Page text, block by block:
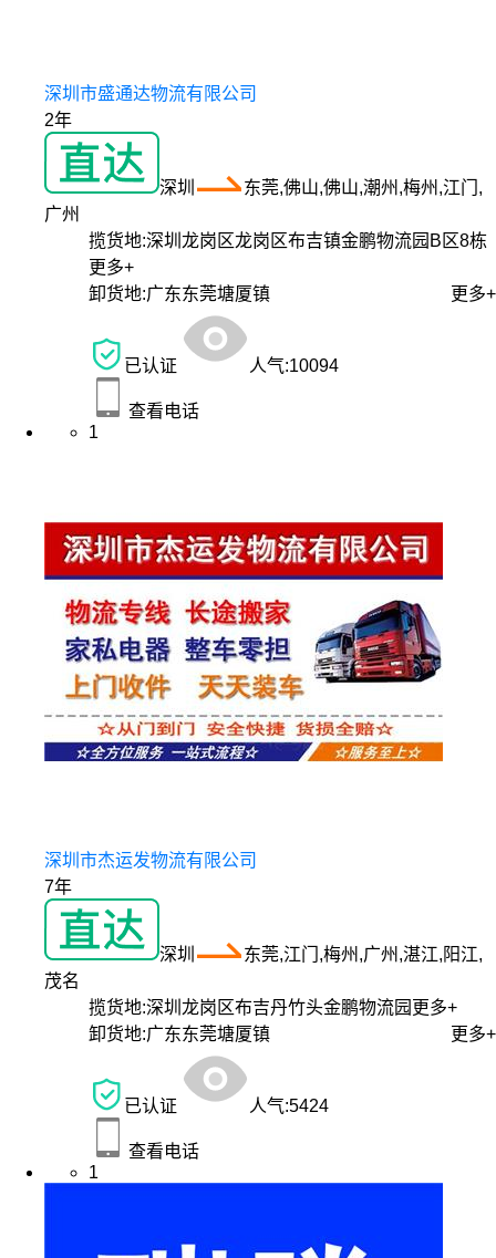
深圳市盛通达物流有限公司
2年
深圳
东莞,佛山,佛山,潮州,梅州,江门,
广州
揽货地:深圳龙岗区龙岗区布吉镇金鹏物流园B区8栋
更多+
卸货地:广东东莞塘厦镇 更多+
已认证 人气:10094
查看电话
1
深圳市杰运发物流有限公司
7年
深圳
东莞,江门,梅州,广州,湛江,阳江,
茂名
揽货地:深圳龙岗区布吉丹竹头金鹏物流园 更多+
卸货地:广东东莞塘厦镇 更多+
已认证 人气:5424
查看电话
1